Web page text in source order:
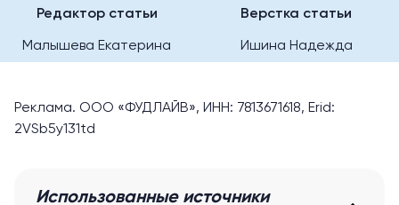
Редактор статьи Верстка статьи
Малышева Екатерина Ишина Надежда
Реклама. ООО «ФУДЛАЙВ», ИНН: 7813671618, Erid:
2VSb5y131td
Использованные источники